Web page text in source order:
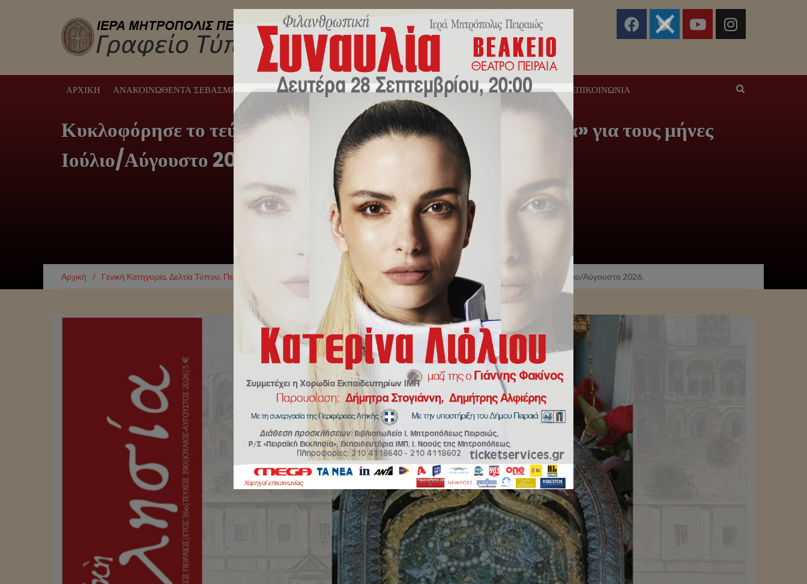
ΑΡΧΙΚΉ ΑΝΑΚΟΙΝΩΘΈΝΤΑ ΣΕΒΑΣΜΙΩΤΆΤΟΥ ΜΗΝΎΜΑΤΑ ΣΕΒΑΣΜΙΩΤΆΤΟΥ ΔΕΛΤΊΑ ΤΎΠΟΥ ΕΚΔΗΛΏΣΕΙΣ ΕΠΙΚΟΙΝΩΝΊΑ
Κυκλοφόρησε το τεύχος του περιοδικού «Πειραϊκή Εκκλησία» για τους μήνες
Ιούλιο/Αύγουστο 2026.
Αρχική / Γενική Κατηγορία, Δελτία Τύπου, Περιοδικό Κυκλοφόρησε το τεύχος του περιοδικού «Πειραϊκή Εκκλησία» για τους μήνες Ιούλιο/Αύγουστο 2026.